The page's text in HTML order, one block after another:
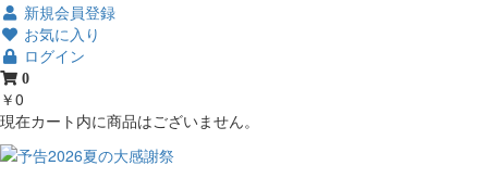
新規会員登録
お気に入り
ログイン
0
￥0
現在カート内に商品はございません。